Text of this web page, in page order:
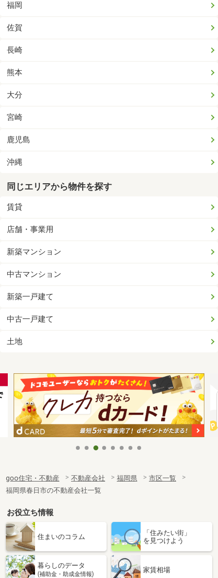
福岡
佐賀
長崎
熊本
大分
宮崎
鹿児島
沖縄
同じエリアから物件を探す
賃貸
店舗・事業用
新築マンション
中古マンション
新築一戸建て
中古一戸建て
土地
goo住宅・不動産 不動産会社 福岡県
市区一覧
福岡県春日市の不動産会社一覧
お役立ち情報
住まいのコラム
「住みたい街」
を見つけよう
暮らしのデータ
(補助金・助成金情報)
家賃相場